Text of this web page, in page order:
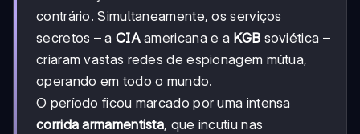
contrário. Simultaneamente, os serviços
secretos – a CIAamericana e a KGB soviética –
criaram vastas redes de espionagem mútua,
operando em todo o mundo.
O período ficou marcado por uma intensa
corrida armamentista, que incutiu nas